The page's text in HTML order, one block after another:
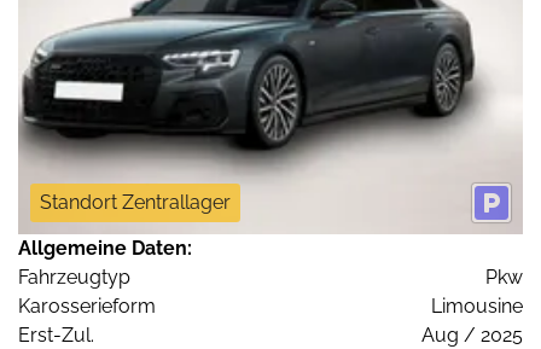
Standort Zentrallager
Allgemeine Daten:
Fahrzeugtyp
Pkw
Karosserieform
Limousine
Erst-Zul.
Aug / 2025